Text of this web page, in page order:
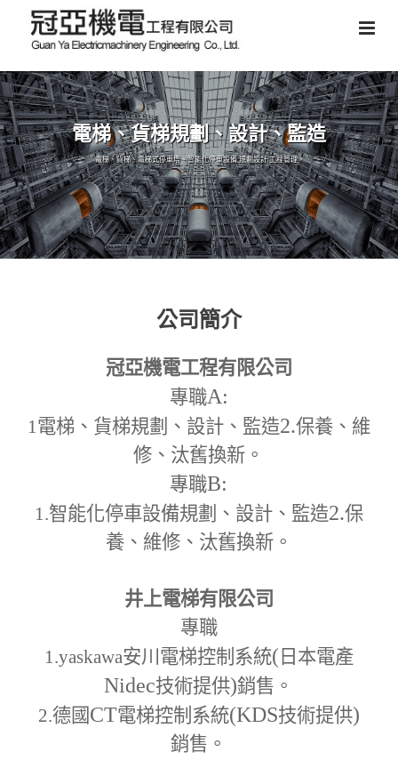
電梯、貨梯規劃、設計、監造
電梯、貨梯、電梯式停車塔、智能化停車設備,規劃設計,工程管理。
公司簡介
冠亞機電工程有限公司
專職A:
1電梯、貨梯規劃、設計、監造2.保養、維
修、汰舊換新。
專職B:
1.智能化停車設備規劃、設計、監造2.保
養、維修、汰舊換新。
井上電梯有限公司
專職
1.yaskawa安川電梯控制系統( 日本電產
Nidec技術提供)銷售。
2.德國 CT電梯控制系統(KDS技術提供)
銷售。